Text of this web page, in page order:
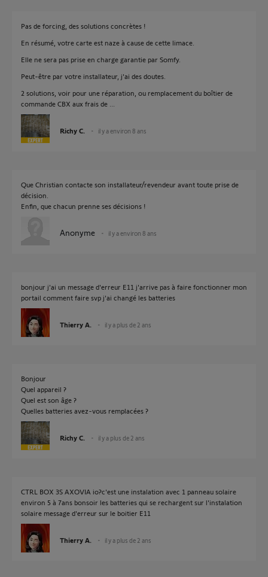
Pas de forcing, des solutions concrètes !
En résumé, votre carte est naze à cause de cette limace.
Elle ne sera pas prise en charge garantie par Somfy.
Peut-être par votre installateur, j'ai des doutes.
2 solutions, voir pour une réparation, ou remplacement du boîtier de
commande CBX aux frais de ...
Richy C. il y a environ 8 ans
Que Christian contacte son installateur/revendeur avant toute prise de
décision.
Enfin, que chacun prenne ses décisions !
Anonyme il y a environ 8 ans
bonjour j'ai un message d'erreur E11 j'arrive pas à faire fonctionner mon
portail comment faire svp j'ai changé les batteries
Thierry A. il y a plus de 2 ans
Bonjour
Quel appareil ?
Quel est son âge ?
Quelles batteries avez-vous remplacées ?
Richy C. il y a plus de 2 ans
CTRL BOX 3S AXOVIA io?c'est une instalation avec 1 panneau solaire
environ 5 à 7ans bonsoir les batteries qui se rechargent sur l'instalation
solaire message d'erreur sur le boitier E11
Thierry A. il y a plus de 2 ans